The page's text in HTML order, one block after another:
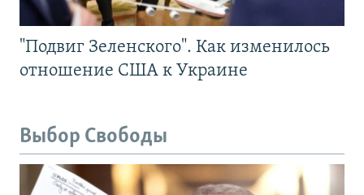
"Подвиг Зеленского". Как изменилось
отношение США к Украине
Выбор Свободы